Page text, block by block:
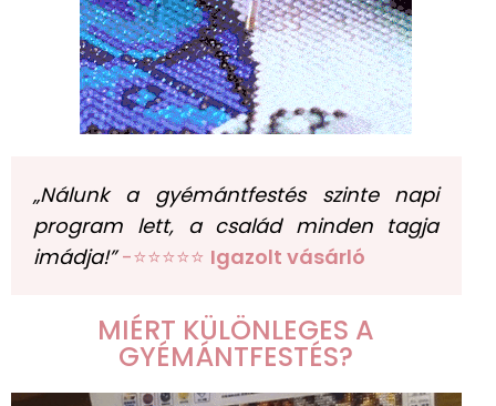
„Nálunk a gyémántfestés szinte napi
program lett, a család minden tagja
imádja!” -⭐⭐⭐⭐⭐ Igazolt vásárló
MIÉRT KÜLÖNLEGES A
GYÉMÁNTFESTÉS?